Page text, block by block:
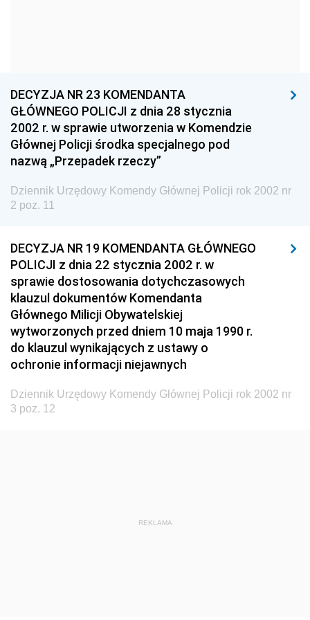
2025
2024
2023
2022
2021
2018
2017
2015
2014
2012
DECYZJA NR 23 KOMENDANTA
GŁÓWNEGO POLICJI z dnia 28 stycznia
2002 r. w sprawie utworzenia w Komendzie
Głównej Policji środka specjalnego pod
nazwą „Przepadek rzeczy”
Dziennik Urzędowy Komendy Głównej Policji rok 2002 nr
2 poz. 11
DECYZJA NR 19 KOMENDANTA GŁÓWNEGO
POLICJI z dnia 22 stycznia 2002 r. w
sprawie dostosowania dotychczasowych
klauzul dokumentów Komendanta
Głównego Milicji Obywatelskiej
wytworzonych przed dniem 10 maja 1990 r.
do klauzul wynikających z ustawy o
ochronie informacji niejawnych
Dziennik Urzędowy Komendy Głównej Policji rok 2002 nr
3 poz. 12
REKLAMA